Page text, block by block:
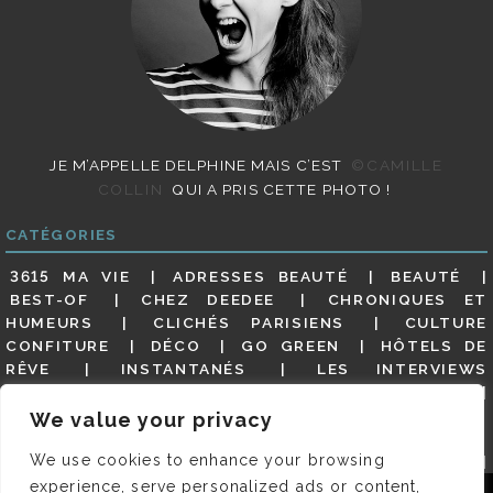
We value your privacy
We use cookies to enhance your browsing
experience, serve personalized ads or content,
JE M’APPELLE DELPHINE MAIS C’EST
©CAMILLE
COLLIN
QUI A PRIS CETTE PHOTO !
CATÉGORIES
3615 MA VIE ADRESSES BEAUTÉ
BEAUTÉ
BEST-OF
CHEZ DEEDEE
CHRONIQUES ET
HUMEURS
CLICHÉS PARISIENS
CULTURE
CONFITURE
DÉCO GO GREEN
HÔTELS DE
RÊVE
INSTANTANÉS
LES INTERVIEWS
MES ADRESSES
MODE NON CLASSÉ
GUIDE
PARIS EN PHOTOS
RESTAURANTS
REVUE DE PRESSE DÉTAILLÉE, SIOU PLAIT